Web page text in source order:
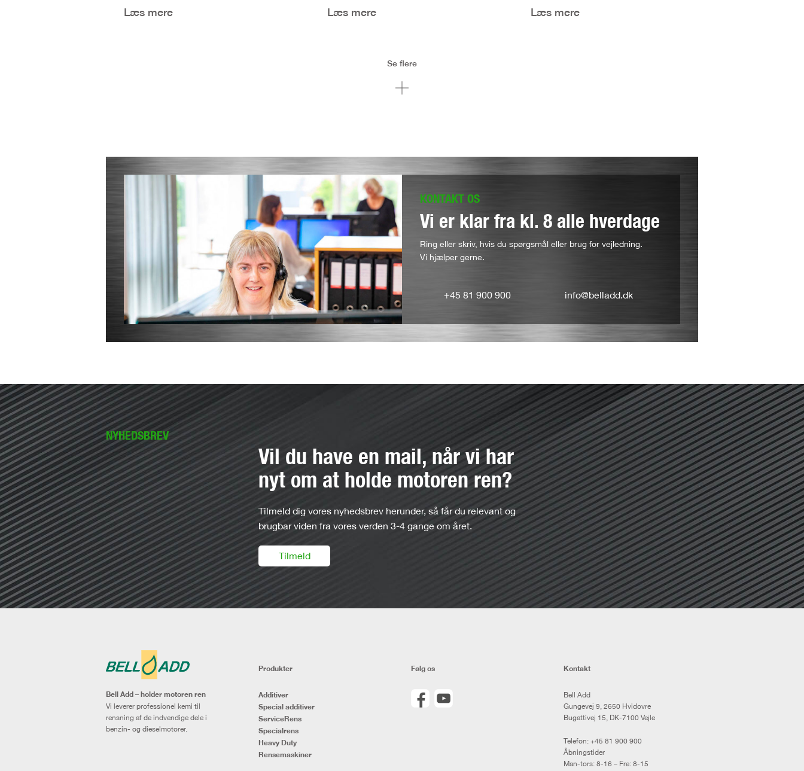
Læs mere Læs mere Læs mere
Se flere
KONTAKT OS
Vi er klar fra kl. 8 alle hverdage
Ring eller skriv, hvis du spørgsmål eller brug for vejledning.
Vi hjælper gerne.
+45 81 900 900 info@belladd.dk
NYHEDSBREV
Vil du have en mail, når vi har
nyt om at holde motoren ren?
Tilmeld dig vores nyhedsbrev herunder, så får du relevant og
brugbar viden fra vores verden 3-4 gange om året.
Tilmeld
Bell Add – holder motoren ren
Vi leverer professionel kemi til
rensning af de indvendige dele i
benzin- og dieselmotorer.
Produkter
Additiver
Special additiver
ServiceRens
Specialrens
Heavy Duty
Rensemaskiner
Følg os Kontakt
Bell Add
Gungevej 9, 2650 Hvidovre
Bugattivej 15, DK-7100 Vejle
Telefon: +45 81 900 900
Åbningstider
Man-tors: 8-16 – Fre: 8-15